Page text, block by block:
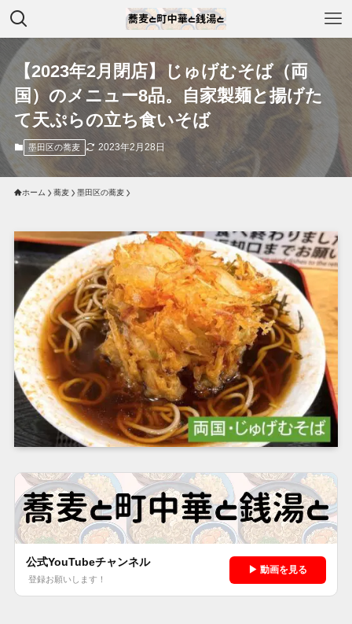
【2023年2月閉店】じゅげむそば（両
国）のメニュー8品。自家製麺と揚げた
て天ぷらの立ち食いそば
墨田区の蕎麦 2023年2月28日
ホーム 蕎麦 墨田区の蕎麦
公式YouTubeチャンネル
登録お願いします！
▶ 動画を見る